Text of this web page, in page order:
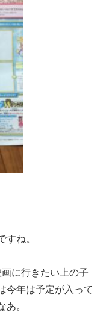
すね。
に行きたい上の子
今年は予定が入って
あ。